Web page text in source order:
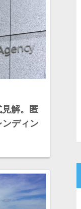
見解。匿
ンディン